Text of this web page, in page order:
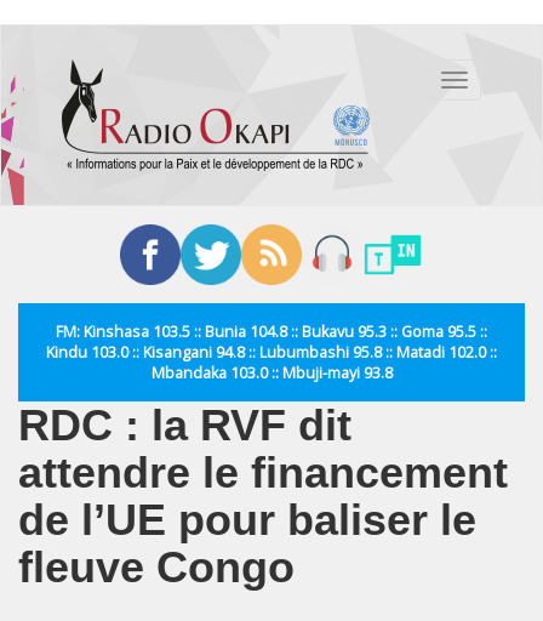
contenu
principal
Toggle
FM: Kinshasa 103.5 :: Bunia 104.8 :: Bukavu 95.3 :: Goma 95.5 ::
Kindu 103.0 :: Kisangani 94.8 :: Lubumbashi 95.8 :: Matadi 102.0 ::
Mbandaka 103.0 :: Mbuji-mayi 93.8
RDC : la RVF dit
attendre le financement
de l’UE pour baliser le
fleuve Congo